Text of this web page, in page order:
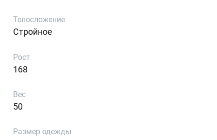
Телосложение
Стройное
Рост
168
Вес
50
Размер одежды